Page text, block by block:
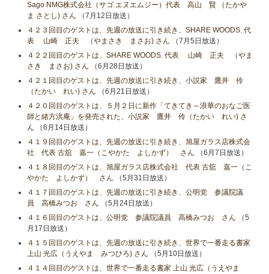
Sago NMG株式会社（サゴ エヌエムジー）代表 高山 賢 （たかや
ま さとし) さん （7月12日放送）
４２３回目のゲストは、先週の放送に引き続き、SHARE WOODS. 代
表 山崎 正夫 （やまさき まさお) さん （7月5日放送）
４２２回目のゲストは、SHARE WOODS. 代表 山崎 正夫 （やま
さき まさお) さん （6月28日放送）
４２１回目のゲストは、先週の放送に引き続き、小説家 鷹井 伶
（たかい れい) さん （6月21日放送）
４２０回目のゲストは、５月２日に新作「てきてき～浪華のおなご医
師と緒方洪庵」を発売された、小説家 鷹井 伶（たかい れい) さ
ん （6月14日放送）
４１９回目のゲストは、先週の放送に引き続き、旭屋ガラス店株式会
社 代表 古舘 嘉一（こやかた よしかず） さん （6月7日放送）
４１８回目のゲストは、旭屋ガラス店株式会社 代表 古舘 嘉一（こ
やかた よしかず） さん （5月31日放送）
４１７回目のゲストは、先週の放送に引き続き、公明党 参議院議
員 高橋みつお さん （5月24日放送）
４１６回目のゲストは、公明党 参議院議員 高橋みつお さん （5
月17日放送）
４１５回目のゲストは、先週の放送に引き続き、世界で一番走る書家
上山 光広（うえやま みつひろ) さん （5月10日放送）
４１４回目のゲストは、世界で一番走る書家 上山 光広（うえやま